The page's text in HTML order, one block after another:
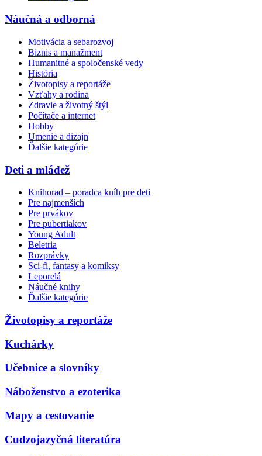
Náučná a odborná
Motivácia a sebarozvoj
Biznis a manažment
Humanitné a spoločenské vedy
História
Životopisy a reportáže
Vzťahy a rodina
Zdravie a životný štýl
Počítače a internet
Hobby
Umenie a dizajn
Ďalšie kategórie
Deti a mládež
Knihorad – poradca kníh pre deti
Pre najmenších
Pre prvákov
Pre pubertiakov
Young Adult
Beletria
Rozprávky
Sci-fi, fantasy a komiksy
Leporelá
Náučné knihy
Ďalšie kategórie
Životopisy a reportáže
Kuchárky
Učebnice a slovníky
Náboženstvo a ezoterika
Mapy a cestovanie
Cudzojazyčná literatúra